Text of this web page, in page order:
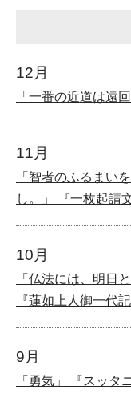
12月
「一番の近道は遠回
11月
「智者のふるまい
し。」 『一枚起請
10月
「仏法には、明日
『蓮如上人御一代
9月
「勇気」 『スッタ